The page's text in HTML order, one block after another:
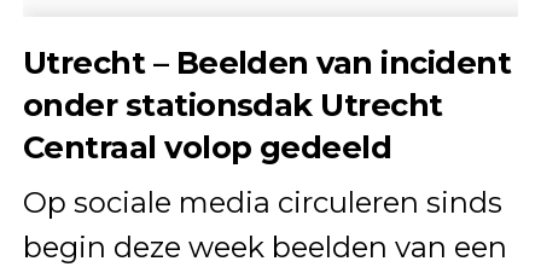
Utrecht – Beelden van incident
onder stationsdak Utrecht
Centraal volop gedeeld
Op sociale media circuleren sinds
begin deze week beelden van een